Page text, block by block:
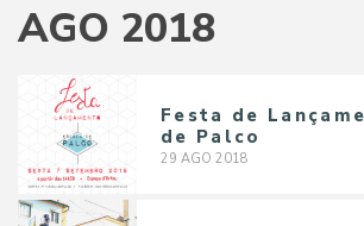
AGO 2018
Festa de
de Palco
29 AGO 2018